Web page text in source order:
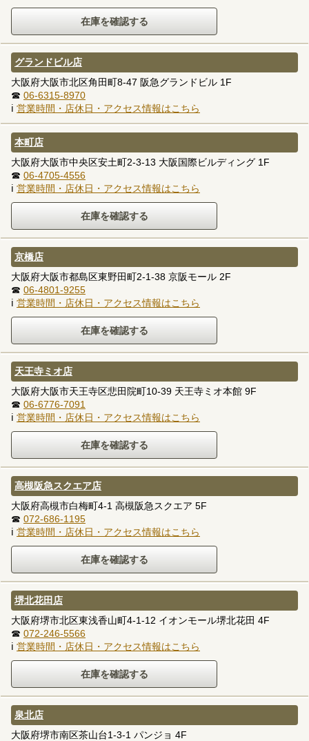
グランドビル店
大阪府大阪市北区角田町8-47 阪急グランドビル 1F
☎ 06-6315-8970
ℹ 営業時間・店休日・アクセス情報はこちら
本町店
大阪府大阪市中央区安土町2-3-13 大阪国際ビルディング 1F
☎ 06-4705-4556
ℹ 営業時間・店休日・アクセス情報はこちら
京橋店
大阪府大阪市都島区東野田町2-1-38 京阪モール 2F
☎ 06-4801-9255
ℹ 営業時間・店休日・アクセス情報はこちら
天王寺ミオ店
大阪府大阪市天王寺区悲田院町10-39 天王寺ミオ本館 9F
☎ 06-6776-7091
ℹ 営業時間・店休日・アクセス情報はこちら
高槻阪急スクエア店
大阪府高槻市白梅町4-1 高槻阪急スクエア 5F
☎ 072-686-1195
ℹ 営業時間・店休日・アクセス情報はこちら
堺北花田店
大阪府堺市北区東浅香山町4-1-12 イオンモール堺北花田 4F
☎ 072-246-5566
ℹ 営業時間・店休日・アクセス情報はこちら
泉北店
大阪府堺市南区茶山台1-3-1 パンジョ 4F